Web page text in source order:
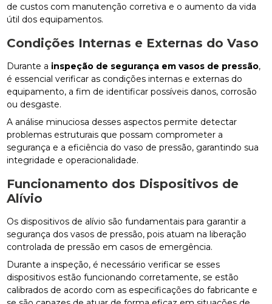
de custos com manutenção corretiva e o aumento da vida
útil dos equipamentos.
Condições Internas e Externas do Vaso
Durante a inspeção de segurança em vasos de pressão,
é essencial verificar as condições internas e externas do
equipamento, a fim de identificar possíveis danos, corrosão
ou desgaste.
A análise minuciosa desses aspectos permite detectar
problemas estruturais que possam comprometer a
segurança e a eficiência do vaso de pressão, garantindo sua
integridade e operacionalidade.
Funcionamento dos Dispositivos de
Alívio
Os dispositivos de alívio são fundamentais para garantir a
segurança dos vasos de pressão, pois atuam na liberação
controlada de pressão em casos de emergência.
Durante a inspeção, é necessário verificar se esses
dispositivos estão funcionando corretamente, se estão
calibrados de acordo com as especificações do fabricante e